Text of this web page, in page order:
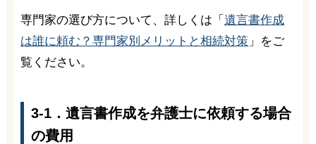
専門家の選び方について、詳しくは「 遺言書作成
は誰に頼む？専門家別メリットと相続対策 」をご
覧ください。
3-1．遺言書作成を弁護士に依頼する場合
の費用